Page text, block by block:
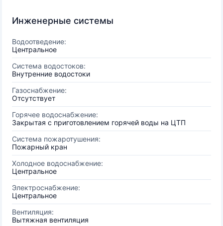
Инженерные системы
Водоотведение:
Центральное
Система водостоков:
Внутренние водостоки
Газоснабжение:
Отсутствует
Горячее водоснабжение:
Закрытая с приготовлением горячей воды на ЦТП
Система пожаротушения:
Пожарный кран
Холодное водоснабжение:
Центральное
Электроснабжение:
Центральное
Вентиляция:
Вытяжная вентиляция